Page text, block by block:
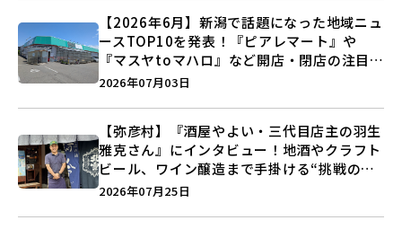
【2026年6月】新潟で話題になった地域ニュ
ースTOP10を発表！『ピアレマート』や
『マスヤtoマハロ』など開店・閉店の注目記
事をランキングでご紹介♪
2026年07月03日
【弥彦村】『酒屋やよい・三代目店主の羽生
雅克さん』にインタビュー！地酒やクラフト
ビール、ワイン醸造まで手掛ける“挑戦の歴
史”に迫る♪
2026年07月25日